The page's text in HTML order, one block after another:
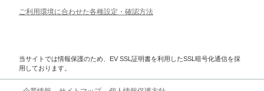
ご利用環境に合わせた各種設定・確認方法
当サイトでは情報保護のため、EV SSL証明書を利用したSSL暗号化通信を採
用しております。